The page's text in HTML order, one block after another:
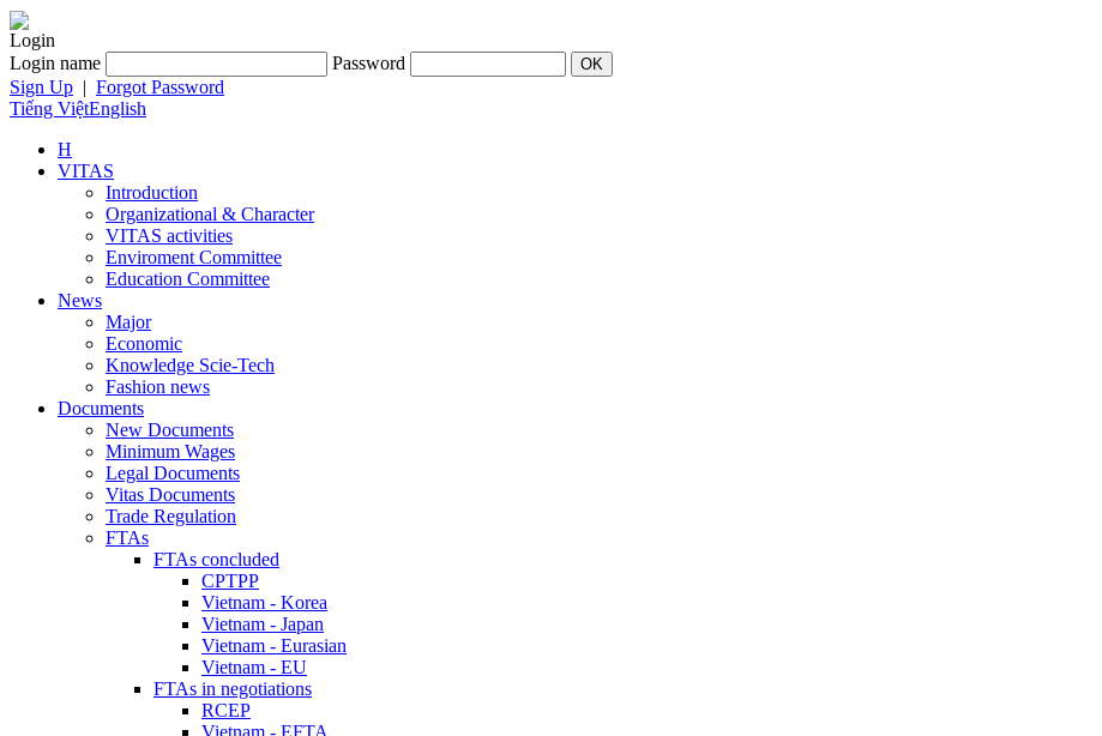
Login
Login name
Password
Sign Up | Forgot Password
Tiếng ViệtEnglish
H
VITAS
Introduction
Organizational & Character
VITAS activities
Enviroment Committee
Education Committee
News
Major
Economic
Knowledge Scie-Tech
Fashion news
Documents
New Documents
Minimum Wages
Legal Documents
Vitas Documents
Trade Regulation
FTAs
FTAs concluded
CPTPP
Vietnam - Korea
Vietnam - Japan
Vietnam - Eurasian
Vietnam - EU
FTAs in negotiations
RCEP
Vietnam - EFTA